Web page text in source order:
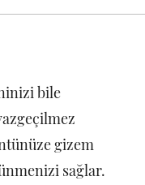
bile
gizem
sağlar.